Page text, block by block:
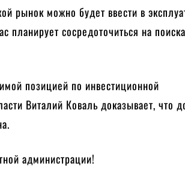
рынок можно будет ввести в
планирует сосредоточиться на
позицией по инвестиционной
Виталий Коваль доказывает, что
администрации!